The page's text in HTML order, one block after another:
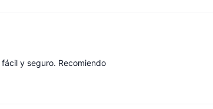
y seguro. Recomiendo